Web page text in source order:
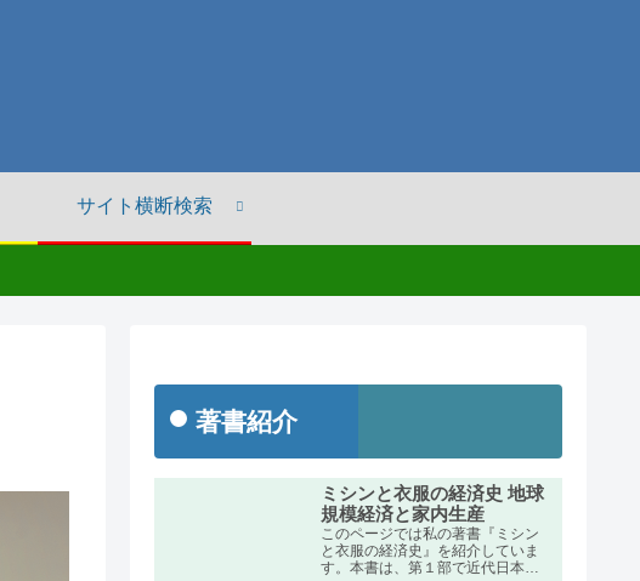
サイト横断検索
著書紹介
ミシンと衣服の経済史 地球
規模経済と家内生産
このページでは私の著書『ミシン
と衣服の経済史』を紹介していま
す。本書は、第１部で近代日本に